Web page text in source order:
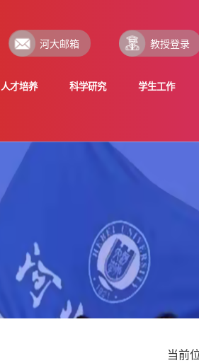
河大邮箱 教授登录
人才培养 科学研究 学生工作
当前